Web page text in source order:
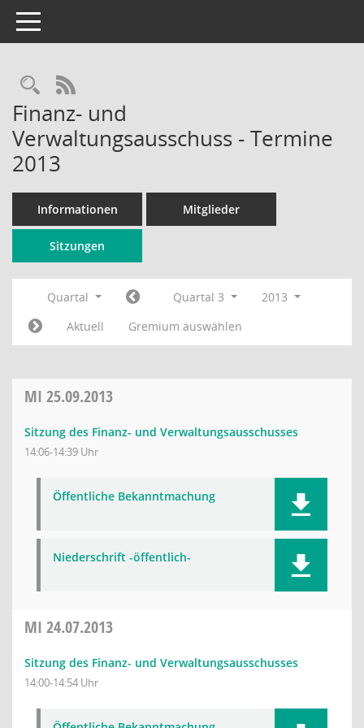
Toggle navigation
Rechercheauswahl
RSS-Feed
Finanz- und
Verwaltungsausschuss - Termine
2013
Informationen Mitglieder
Sitzungen
Quartal Quartal 3
2013
Aktuell
Gremium auswählen
MI 25.09.2013
Sitzung des Finanz- und Verwaltungsausschusses
14:06-14:39 Uhr
Öffentliche Bekanntmachung
Niederschrift -öffentlich-
MI 24.07.2013
Sitzung des Finanz- und Verwaltungsausschusses
14:00-14:54 Uhr